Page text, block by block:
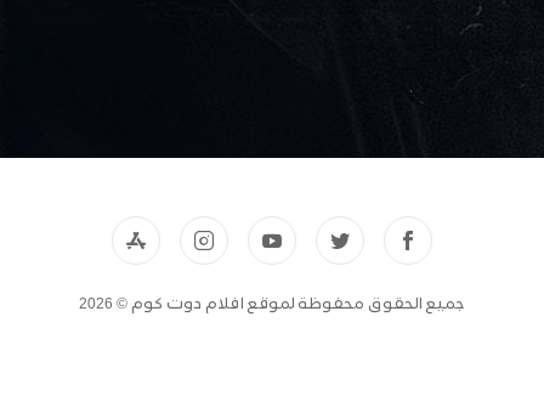
جميع الحقوق محفوظة لموقع افلام دوت كوم © 2026